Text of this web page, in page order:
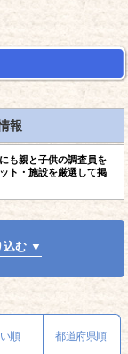
報
も親と子供の調査員を
ト・施設を厳選して掲
込む ▼
順 都道府県順